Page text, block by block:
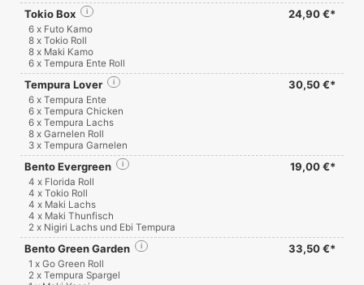
Tokio Box 24,90 €*
i
6 x Futo Kamo
8 x Tokio Roll
8 x Maki Kamo
6 x Tempura Ente Roll
Tempura Lover 30,50 €*
i
6 x Tempura Ente
6 x Tempura Chicken
6 x Tempura Lachs
8 x Garnelen Roll
3 x Tempura Garnelen
Bento Evergreen 19,00 €*
i
4 x Florida Roll
4 x Tokio Roll
4 x Maki Lachs
4 x Maki Thunfisch
2 x Nigiri Lachs und Ebi Tempura
Bento Green Garden 33,50 €*
i
1 x Go Green Roll
2 x Tempura Spargel